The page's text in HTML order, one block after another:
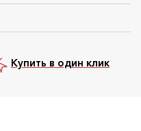
Купить в один клик